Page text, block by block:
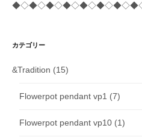
カテゴリー
&Tradition (15)
Flowerpot pendant vp1 (7)
Flowerpot pendant vp10 (1)